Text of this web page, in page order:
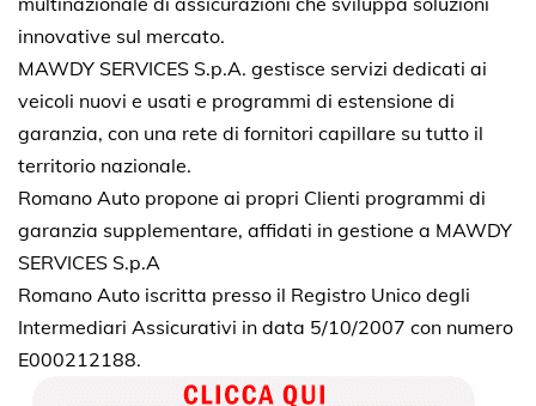
innovative sul mercato.
MAWDY SERVICES S.p.A. gestisce servizi dedicati ai
veicoli nuovi e usati e programmi di estensione di
garanzia, con una rete di fornitori capillare su tutto il
territorio nazionale.
Romano Auto propone ai propri Clienti programmi di
garanzia supplementare, affidati in gestione a MAWDY
SERVICES S.p.A
Romano Auto iscritta presso il Registro Unico degli
Intermediari Assicurativi in data 5/10/2007 con numero
E000212188.